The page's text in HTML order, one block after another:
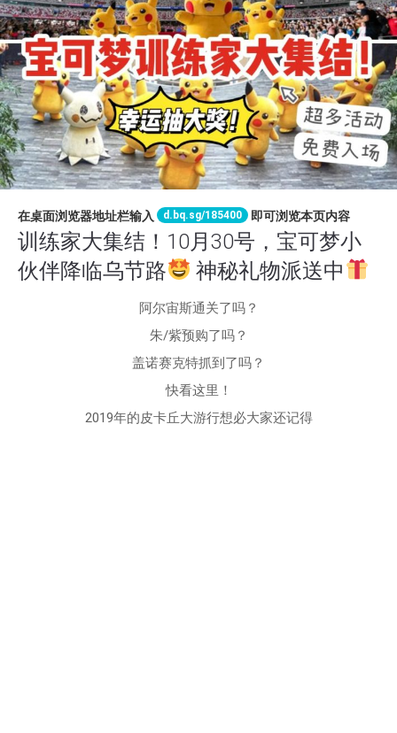
在桌面浏览器地址栏输入 d.bq.sg/185400 即可浏览本页内容
训练家大集结！10月30号，宝可梦小
伙伴降临乌节路
神秘礼物派送中
阿尔宙斯通关了吗？
朱/紫预购了吗？
盖诺赛克特抓到了吗？
快看这里！
2019年的皮卡丘大游行想必大家还记得